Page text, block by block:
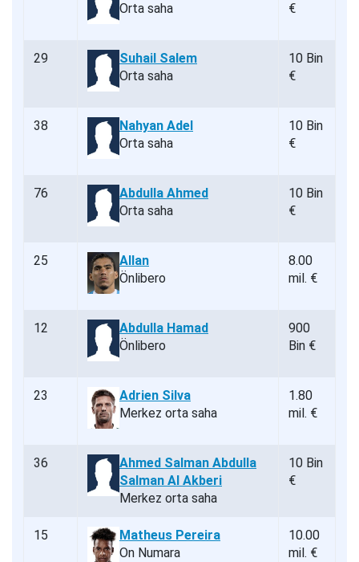
Orta saha
€
29
Suhail Salem
Orta saha
10 Bin
€
38
Nahyan Adel
Orta saha
10 Bin
€
76
Abdulla Ahmed
Orta saha
10 Bin
€
25
Allan
Önlibero
8.00
mil. €
12
Abdulla Hamad
Önlibero
900
Bin €
23
Adrien Silva
Merkez orta saha
1.80
mil. €
36
Ahmed Salman Abdulla
Salman Al Akberi
Merkez orta saha
10 Bin
€
15
Matheus Pereira
On Numara
10.00
mil. €